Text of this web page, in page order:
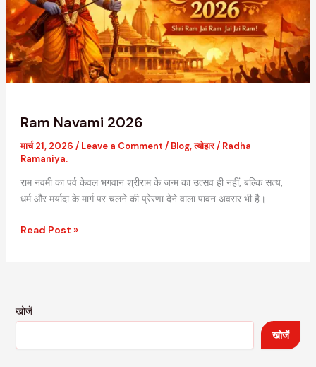
Ram Navami 2026
मार्च 21, 2026 / Leave a Comment / Blog,त्योहार/ Radha
Ramaniya.
राम नवमी का पर्व केवल भगवान श्रीराम के जन्म का उत्सव ही नहीं, बल्कि सत्य,
धर्म और मर्यादा के मार्ग पर चलने की प्रेरणा देने वाला पावन अवसर भी है।
Read Post »
खोजें
खोजें